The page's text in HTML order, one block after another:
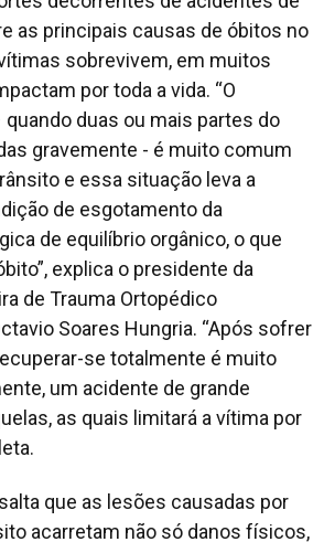
as principais causas de óbitos no
sobrevivem, em muitos
por toda a vida. “O
duas ou mais partes do
gravemente - é muito comum
e essa situação leva a
de esgotamento da
de equilíbrio orgânico, o que
explica o presidente da
de Trauma Ortopédico
Soares Hungria. “Após sofrer
se totalmente é muito
um acidente de grande
as quais limitará a vítima por
que as lesões causadas por
acarretam não só danos físicos,